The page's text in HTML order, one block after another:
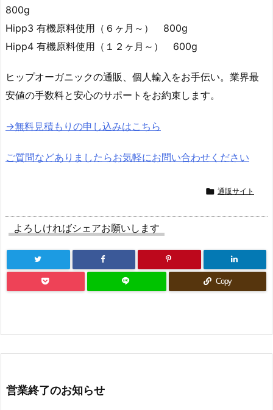
800g
Hipp3 有機原料使用（６ヶ月～） 800g
Hipp4 有機原料使用（１２ヶ月～） 600g
ヒップオーガニックの通販、個人輸入をお手伝い。業界最
安値の手数料と安心のサポートをお約束します。
→無料見積もりの申し込みはこちら
ご質問などありましたらお気軽にお問い合わせください
 通販サイト
よろしければシェアお願いします
Copy
営業終了のお知らせ